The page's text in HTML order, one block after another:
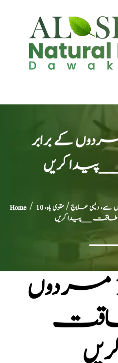
باہ، 10 مردوں کے برابر
کریں
Home/ سے، دیسی علاج
/ مقوی باہ، 10
طاقت ___پیدا کریں
مقوی باہ، 10 مردوں
طاقت